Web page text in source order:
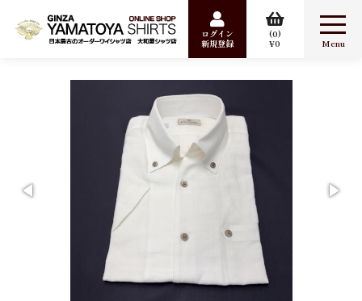
ログイン
新規登録
0
0
カジュアルシャツ